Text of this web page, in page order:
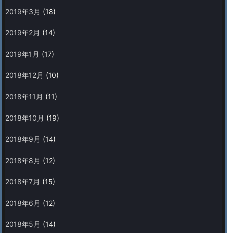
2019年3月 (18)
2019年2月 (14)
2019年1月 (17)
2018年12月 (10)
2018年11月 (11)
2018年10月 (19)
2018年9月 (14)
2018年8月 (12)
2018年7月 (15)
2018年6月 (12)
2018年5月 (14)